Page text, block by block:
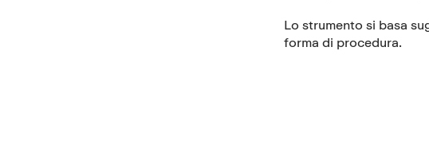
Lo strumento si basa
forma di procedura.